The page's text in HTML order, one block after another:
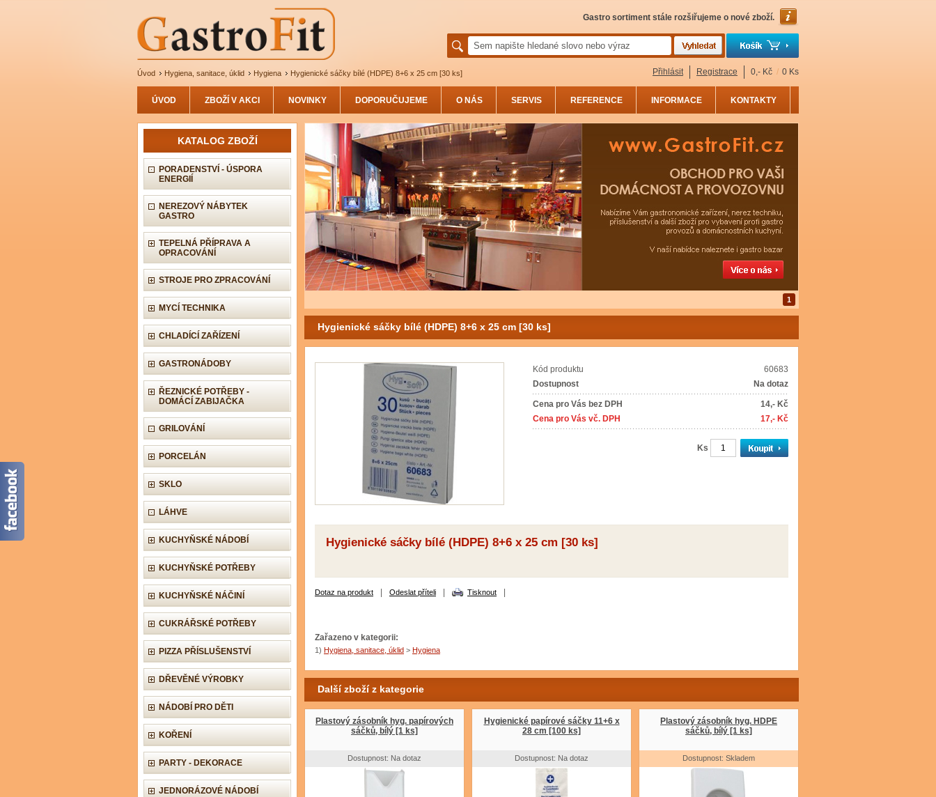
Úvod Hygiena, sanitace, úklid Hygiena Hygienické sáčky bílé (HDPE) 8+6 x 25 cm [30 ks]
Gastro sortiment stále rozšiřujeme o nové zboží.
Přihlásit Registrace 0,- Kč / 0 Ks
ÚVOD ZBOŽÍ V AKCI NOVINKY DOPORUČUJEME O NÁS SERVIS REFERENCE INFORMACE KONTAKTY
KATALOG ZBOŽÍ
PORADENSTVÍ - ÚSPORA
ENERGIÍ
NEREZOVÝ NÁBYTEK
GASTRO
TEPELNÁ PŘÍPRAVA A
OPRACOVÁNÍ
STROJE PRO ZPRACOVÁNÍ
MYCÍ TECHNIKA
CHLADÍCÍ ZAŘÍZENÍ
GASTRONÁDOBY
ŘEZNICKÉ POTŘEBY -
DOMÁCÍ ZABIJAČKA
GRILOVÁNÍ
PORCELÁN
SKLO
LÁHVE
KUCHYŇSKÉ NÁDOBÍ
KUCHYŇSKÉ POTŘEBY
KUCHYŇSKÉ NÁČINÍ
CUKRÁŘSKÉ POTŘEBY
PIZZA PŘÍSLUŠENSTVÍ
DŘEVĚNÉ VÝROBKY
NÁDOBÍ PRO DĚTI
KOŘENÍ
PARTY - DEKORACE
JEDNORÁZOVÉ NÁDOBÍ
1
Hygienické sáčky bílé (HDPE) 8+6 x 25 cm [30 ks]
Kód produktu
60683
Dostupnost
Na dotaz
Cena pro Vás bez DPH
14,- Kč
Cena pro Vás vč. DPH
17,- Kč
Ks
Hygienické sáčky bílé (HDPE) 8+6 x 25 cm [30 ks]
Dotaz na produkt Odeslat příteli Tisknout
Zařazeno v kategorii:
1) Hygiena, sanitace, úklid > Hygiena
Další zboží z kategorie
Plastový zásobník hyg. papírových
sáčků, bílý [1 ks]
Dostupnost: Na dotaz
Hygienické papírové sáčky 11+6 x
28 cm [100 ks]
Dostupnost: Na dotaz
Plastový zásobník hyg. HDPE
sáčků, bílý [1 ks]
Dostupnost: Skladem